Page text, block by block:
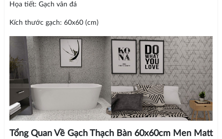
Họa tiết: Gạch vân đá
Kích thước gạch: 60x60 (cm)
Tổng Quan Về Gạch Thạch Bàn 60x60cm Men Matt